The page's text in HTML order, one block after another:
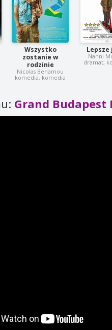
Wszystko
zostanie w
rodzinie
Nicolas Benamou
komedia, komedia
Nanni
dramat,
Grand Budapest